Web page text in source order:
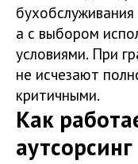
а с выбором
условиями. При
не исчезают
критичными.
Как